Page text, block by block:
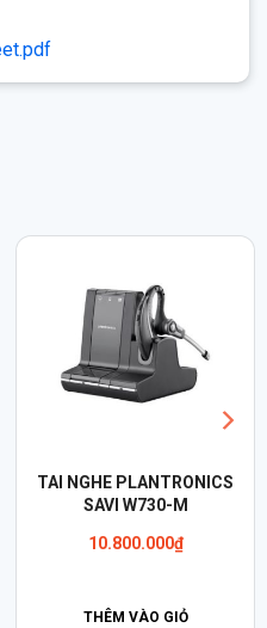
TAI NGHE PLANTRONICS
SAVI W730-M
10.800.000₫
THÊM VÀO GIỎ